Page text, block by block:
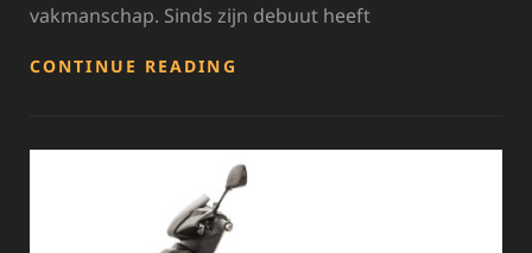
vakmanschap. Sinds zijn debuut heeft
CONTINUE READING
VAN
DE